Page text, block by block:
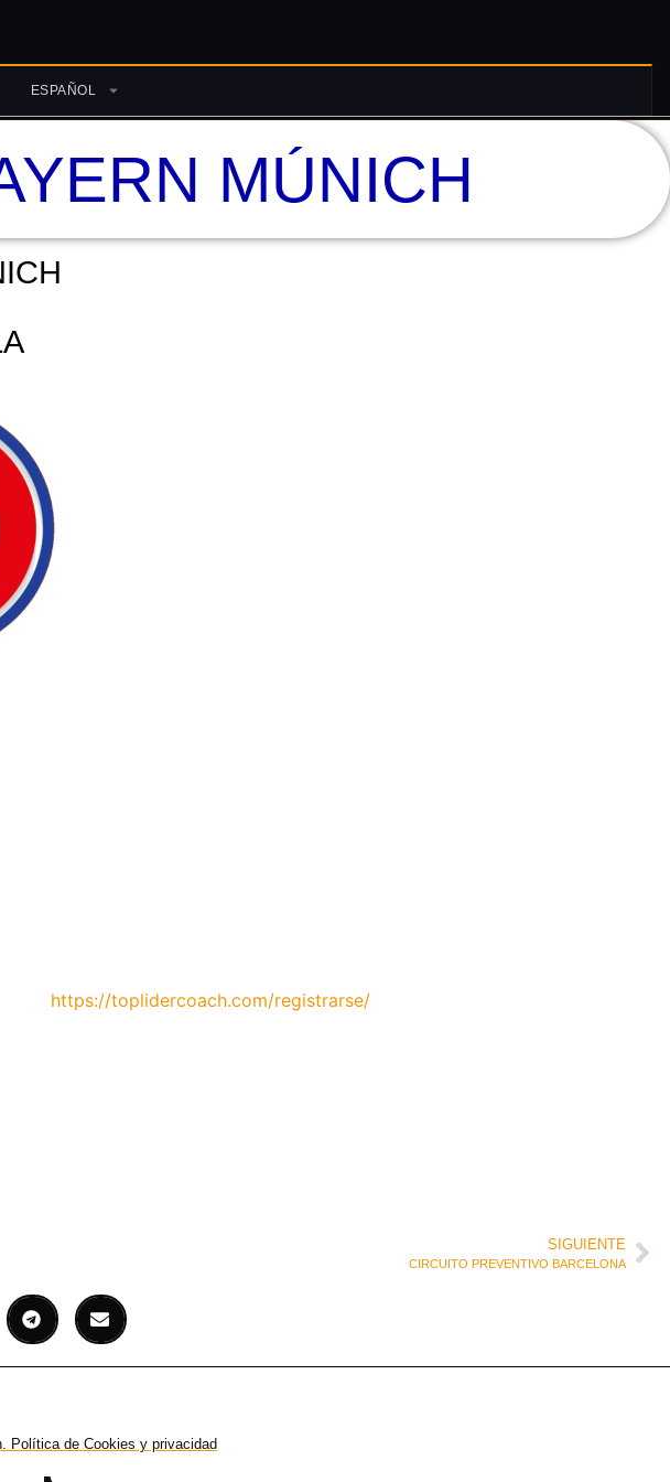
ESPAÑOL
MÚNICH
https://toplidercoach.com/registrarse/
SIGUIENTE
CIRCUITO PREVENTIVO BARCELONA
Política de Cookies y privacidad